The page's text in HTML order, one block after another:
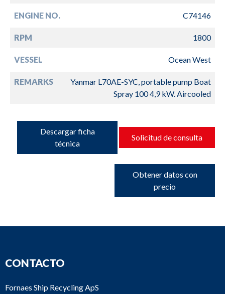
ENGINE NO. C74146
RPM 1800
VESSEL Ocean West
REMARKS
Yanmar L70AE-SYC, portable pump Boat
Spray 100 4,9 kW. Aircooled
Descargar ficha
técnica
Solicitud de consulta
Obtener datos con
precio
CONTACTO
Fornaes Ship Recycling ApS